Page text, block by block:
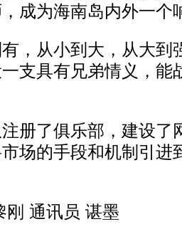
成为海南岛内外一个
从小到大，从大到
支具有兄弟情义，能
了俱乐部，建设了
场的手段和机制引进
通讯员 谌墨